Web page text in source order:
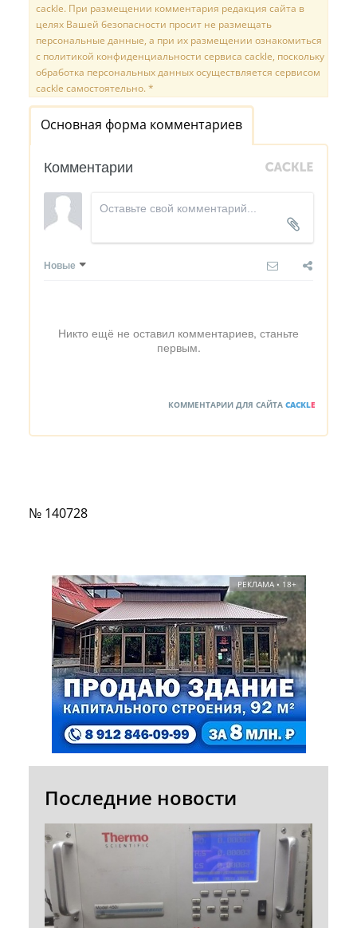
cackle. При размещении комментария редакция сайта в
целях Вашей безопасности просит не размещать
персональные данные, а при их размещении ознакомиться
с политикой конфиденциальности сервиса cackle, поскольку
обработка персональных данных осуществляется сервисом
cackle самостоятельно. *
Основная форма комментариев
Комментарии
Новые
Никто ещё не оставил комментариев, станьте
первым.
КОММЕНТАРИИ ДЛЯ САЙТА CACKLE
№ 140728
РЕКЛАМА • 18+
Последние новости